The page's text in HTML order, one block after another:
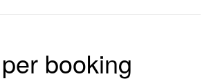
booking